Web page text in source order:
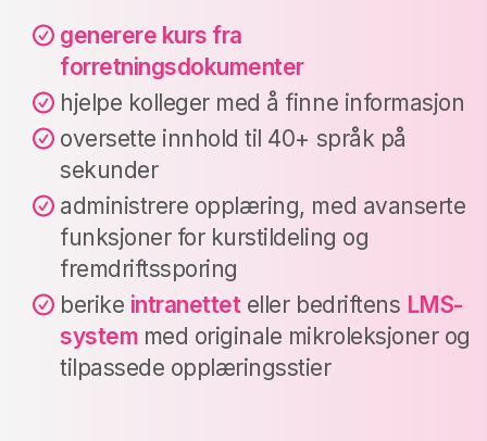
generere kurs fra
forretningsdokumenter
hjelpe kolleger med å finne informasjon
oversette innhold til 40+ språk på
sekunder
administrere opplæring, med avanserte
funksjoner for kurstildeling og
fremdriftssporing
berike intranettet eller bedriftens LMS-
system med originale mikroleksjoner og
tilpassede opplæringsstier